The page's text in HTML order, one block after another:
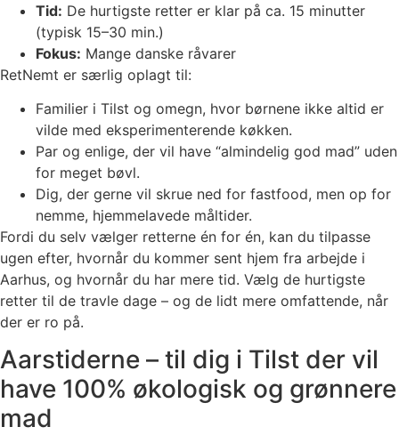
Tid: De hurtigste retter er klar på ca. 15 minutter
(typisk 15–30 min.)
Fokus: Mange danske råvarer
RetNemt er særlig oplagt til:
Familier i Tilst og omegn, hvor børnene ikke altid er
vilde med eksperimenterende køkken.
Par og enlige, der vil have “almindelig god mad” uden
for meget bøvl.
Dig, der gerne vil skrue ned for fastfood, men op for
nemme, hjemmelavede måltider.
Fordi du selv vælger retterne én for én, kan du tilpasse
ugen efter, hvornår du kommer sent hjem fra arbejde i
Aarhus, og hvornår du har mere tid. Vælg de hurtigste
retter til de travle dage – og de lidt mere omfattende, når
der er ro på.
Aarstiderne – til dig i Tilst der vil
have 100% økologisk og grønnere
mad